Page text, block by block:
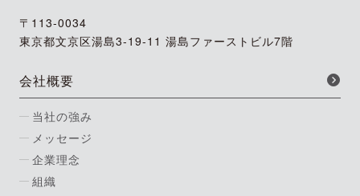
〒113-0034
東京都文京区湯島3-19-11 湯島ファーストビル7階
会社概要
当社の強み
メッセージ
企業理念
組織